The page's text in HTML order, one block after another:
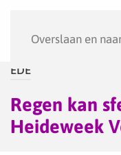
Overslaan en
EDE
Regen kan
Heideweek